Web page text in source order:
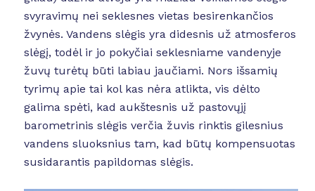
svyravimų nei seklesnes vietas besirenkančios
žvynės. Vandens slėgis yra didesnis už atmosferos
slėgį, todėl ir jo pokyčiai seklesniame vandenyje
žuvų turėtų būti labiau jaučiami. Nors išsamių
tyrimų apie tai kol kas nėra atlikta, vis dėlto
galima spėti, kad aukštesnis už pastovųjį
barometrinis slėgis verčia žuvis rinktis gilesnius
vandens sluoksnius tam, kad būtų kompensuotas
susidarantis papildomas slėgis.